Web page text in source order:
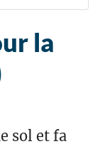
la
sol et fa